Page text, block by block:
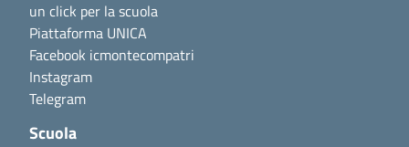
un click per la scuola
Piattaforma UNICA
Facebook icmontecompatri
Instagram
Telegram
Scuola